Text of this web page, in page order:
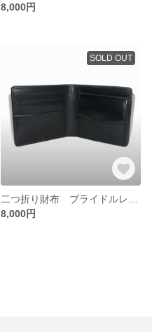
8,000円
SOLD OUT
8,000円